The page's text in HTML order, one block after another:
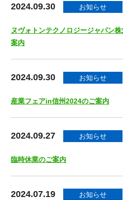
2024.09.30 お知らせ
ヌヴォトンテクノロジージャパン
案内
2024.09.30 お知らせ
産業フェアin信州2024のご案内
2024.09.27 お知らせ
臨時休業のご案内
2024.07.19 お知らせ